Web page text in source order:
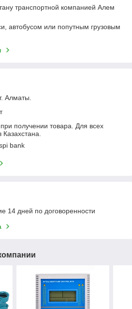
транспортной компанией Алем
автобусом или попутным грузовым
Алматы.
получении товара. Для всех
bank
14 дней по договоренности